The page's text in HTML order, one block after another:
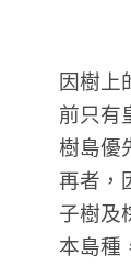
因樹上
前只有
樹島優
再者，
子樹及
本島種